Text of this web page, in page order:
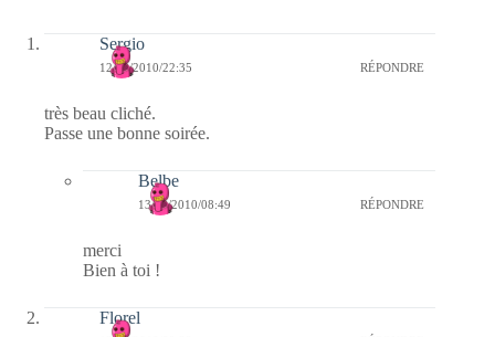
Sergio
12/03/2010/22:35 RÉPONDRE
très beau cliché.
Passe une bonne soirée.
Belbe
13/03/2010/08:49 RÉPONDRE
merci
Bien à toi !
Florel